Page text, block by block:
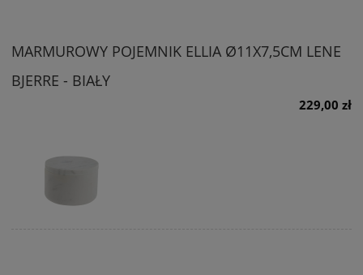
MARMUROWY POJEMNIK ELLIA Ø11X7,5CM LENE
BJERRE - BIAŁY
229,00 zł